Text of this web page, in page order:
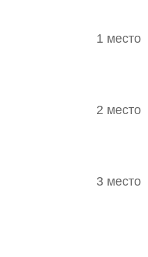
1 место
2 место
3 место